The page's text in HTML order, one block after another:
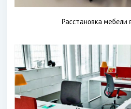
Расстановка мебели